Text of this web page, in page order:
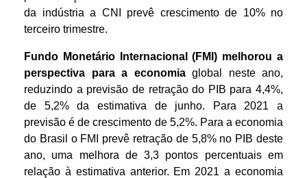
da indústria a CNI prevê crescimento de 10% no
terceiro trimestre.
Fundo Monetário Internacional (FMI) melhorou a
perspectiva para a economia global neste ano,
reduzindo a previsão de retração do PIB para 4,4%,
de 5,2% da estimativa de junho. Para 2021 a
previsão é de crescimento de 5,2%. Para a economia
do Brasil o FMI prevê retração de 5,8% no PIB deste
ano, uma melhora de 3,3 pontos percentuais em
relação à estimativa anterior. Em 2021 a economia